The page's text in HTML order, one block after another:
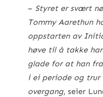
– Styret er svært
Tommy Aarethun
oppstarten av
høve til å takke
glade for at han
i ei periode og trur
overgang, seier